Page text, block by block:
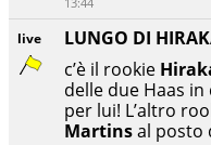
live
LUNGO DI
c’è il rookie
delle due Haas
per lui! L’altro
Martinsal posto